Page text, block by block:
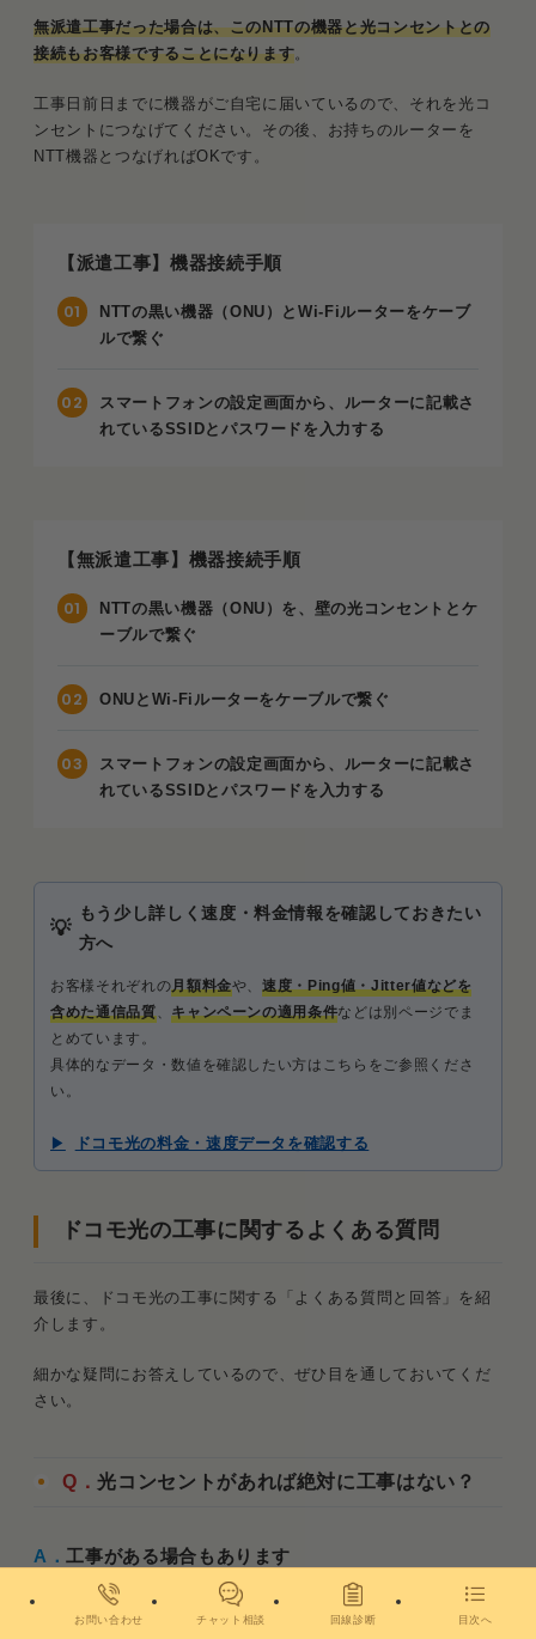
無派遣工事だった場合は、このNTTの機器と光コンセントとの
接続もお客様ですることになります。
工事日前日までに機器がご自宅に届いているので、それを光コ
ンセントにつなげてください。その後、お持ちのルーターを
NTT機器とつなげればOKです。
【派遣工事】機器接続手順
NTTの黒い機器（ONU）とWi-Fiルーターをケーブ
ルで繋ぐ
スマートフォンの設定画面から、ルーターに記載さ
れているSSIDとパスワードを入力する
【無派遣工事】機器接続手順
NTTの黒い機器（ONU）を、壁の光コンセントとケ
ーブルで繋ぐ
ONUとWi-Fiルーターをケーブルで繋ぐ
スマートフォンの設定画面から、ルーターに記載さ
れているSSIDとパスワードを入力する
もう少し詳しく速度・料金情報を確認しておきたい
方へ
お客様それぞれの月額料金や、速度・Ping値・Jitter値などを
含めた通信品質
キャンペーンの適用条件などは別ページでま
とめています。
具体的なデータ・数値を確認したい方はこちらをご参照くださ
い。
ドコモ光の料金・速度データを確認する
ドコモ光の工事に関するよくある質問
最後に、ドコモ光の工事に関する「よくある質問と回答」を紹
介します。
細かな疑問にお答えしているので、ぜひ目を通しておいてくだ
さい。
Q．光コンセントがあれば絶対に工事はない？
A．工事がある場合もあります
初めにお伝えした通り、その光コンセントがNTTのものでなけ
れば工事が必要です。
お問い合わせ チャット相談 回線診断 目次へ